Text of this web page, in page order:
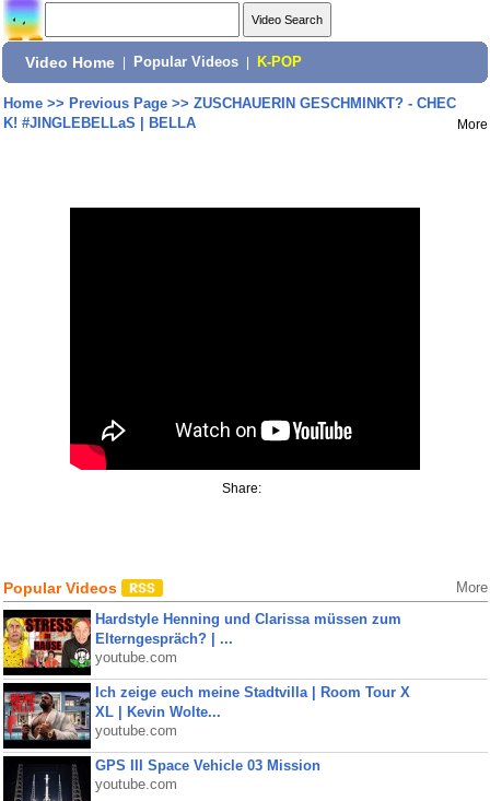
Video Home Popular Videos K-POP
Home>> Previous Page>> ZUSCHAUERIN GESCHMINKT? - CHEC
K! #JINGLEBELLaS | BELLA
More
Share:
Popular Videos More
Hardstyle Henning und Clarissa müssen zum
Elterngespräch? | ...
youtube.com
Ich zeige euch meine Stadtvilla | Room Tour X
XL | Kevin Wolte...
youtube.com
GPS III Space Vehicle 03 Mission
youtube.com